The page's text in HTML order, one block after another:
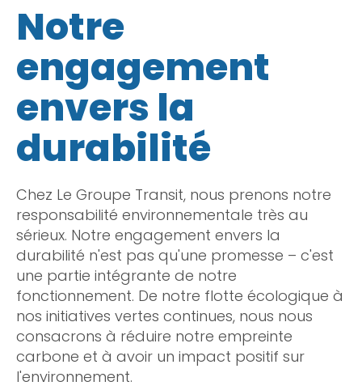
Notre
engagement
envers la
durabilité
Chez Le Groupe Transit, nous prenons notre
responsabilité environnementale très au
sérieux. Notre engagement envers la
durabilité n'est pas qu'une promesse – c'est
une partie intégrante de notre
fonctionnement. De notre flotte écologique à
nos initiatives vertes continues, nous nous
consacrons à réduire notre empreinte
carbone et à avoir un impact positif sur
l'environnement.